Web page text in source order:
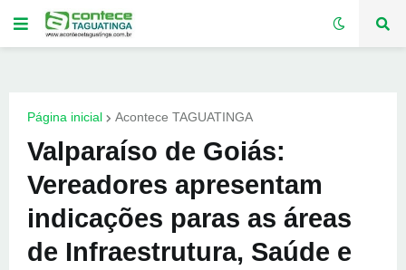
Página inicial Acontece TAGUATINGA
Valparaíso de Goiás:
Vereadores apresentam
indicações paras as áreas
de Infraestrutura, Saúde e